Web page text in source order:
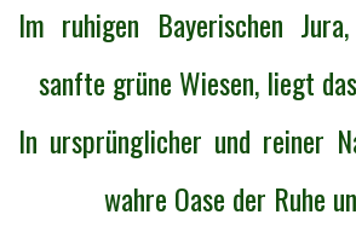
Im ruhigen Bayerischen
sanfte grüne Wiesen, liegt
In ursprünglicher und reiner
wahre Oase der Ruhe